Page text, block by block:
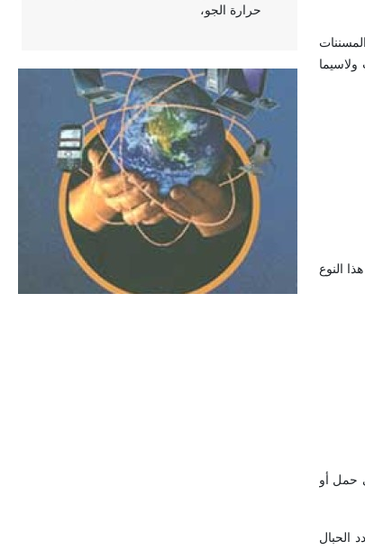
أو المسننات
ولاسيما
النوع
حمل أو
الحبال
حرارة الجو،
- هل تعلم أن أبقراط كتب في الطب
أربعة مؤلفات هي: الحكم، الأدلة، تنظيم
التغذية، ورسالته في جروح الرأس.
ويعود له الفضل بأنه حرر الطب من
الدين والفلسفة.
- هل تعلم أن المرجان إفراز حيواني
يتكون في البحر ويتركب من مادة
كربونات الكلسيوم، وهو أحمر أو شديد
الحمرة وهو أجود أنواعه، ويمتاز بكبر
الحجم ويسمى الش